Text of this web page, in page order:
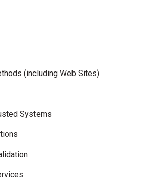
(including Web Sites)
Systems